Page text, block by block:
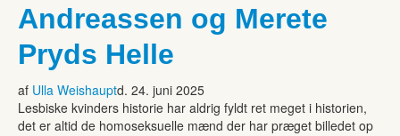
Andreassen og Merete
Pryds Helle
af Ulla Weishauptd. 24. juni 2025
Lesbiske kvinders historie har aldrig fyldt ret meget i historien,
det er altid de homoseksuelle mænd der har præget billedet op